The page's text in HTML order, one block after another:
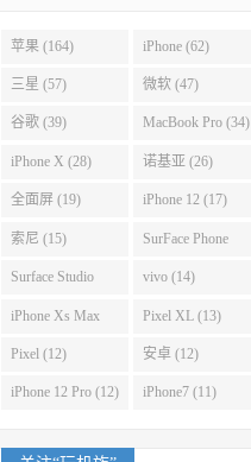
苹果 (164) iPhone (62)
三星 (57) 微软 (47)
谷歌 (39) MacBook Pro (34)
iPhone X (28) 诺基亚 (26)
全面屏 (19) iPhone 12 (17)
索尼 (15) SurFace Phone
(14)
Surface Studio
(14)
vivo (14)
iPhone Xs Max
(14)
Pixel XL (13)
Pixel (12) 安卓 (12)
iPhone 12 Pro (12) iPhone7 (11)